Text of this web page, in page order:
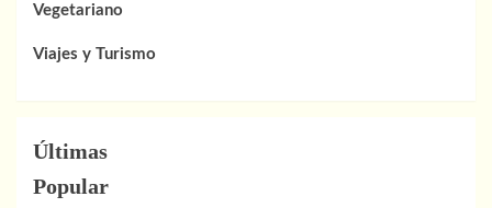
Vegetariano
Viajes y Turismo
Últimas
Popular